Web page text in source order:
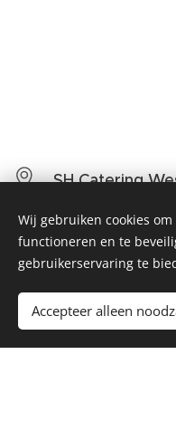
SH Catering
Ma.-Za. 11.00 -
Wij gebruiken cookies
functioneren en te
gebruikerservaring te
Accepteer alleen